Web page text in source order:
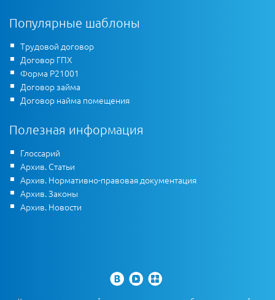
Популярные шаблоны
Трудовой договор
Договор ГПХ
Форма Р21001
Договор займа
Договор найма помещения
Полезная информация
Глоссарий
Архив. Статьи
Архив. Нормативно-правовая документация
Архив. Законы
Архив. Новости